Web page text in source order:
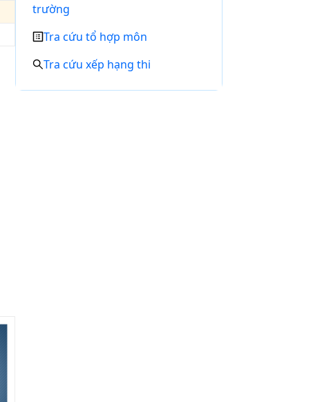
trường
Tra cứu tổ hợp môn
Tra cứu xếp hạng thi